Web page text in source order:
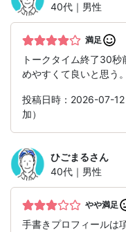
40代｜男性
満足
トークタイム終了30
めやすくて良いと思う。
投稿日時：2026-07-
加）
ひごまるさん
40代｜男性
やや満足
手書きプロフィールは